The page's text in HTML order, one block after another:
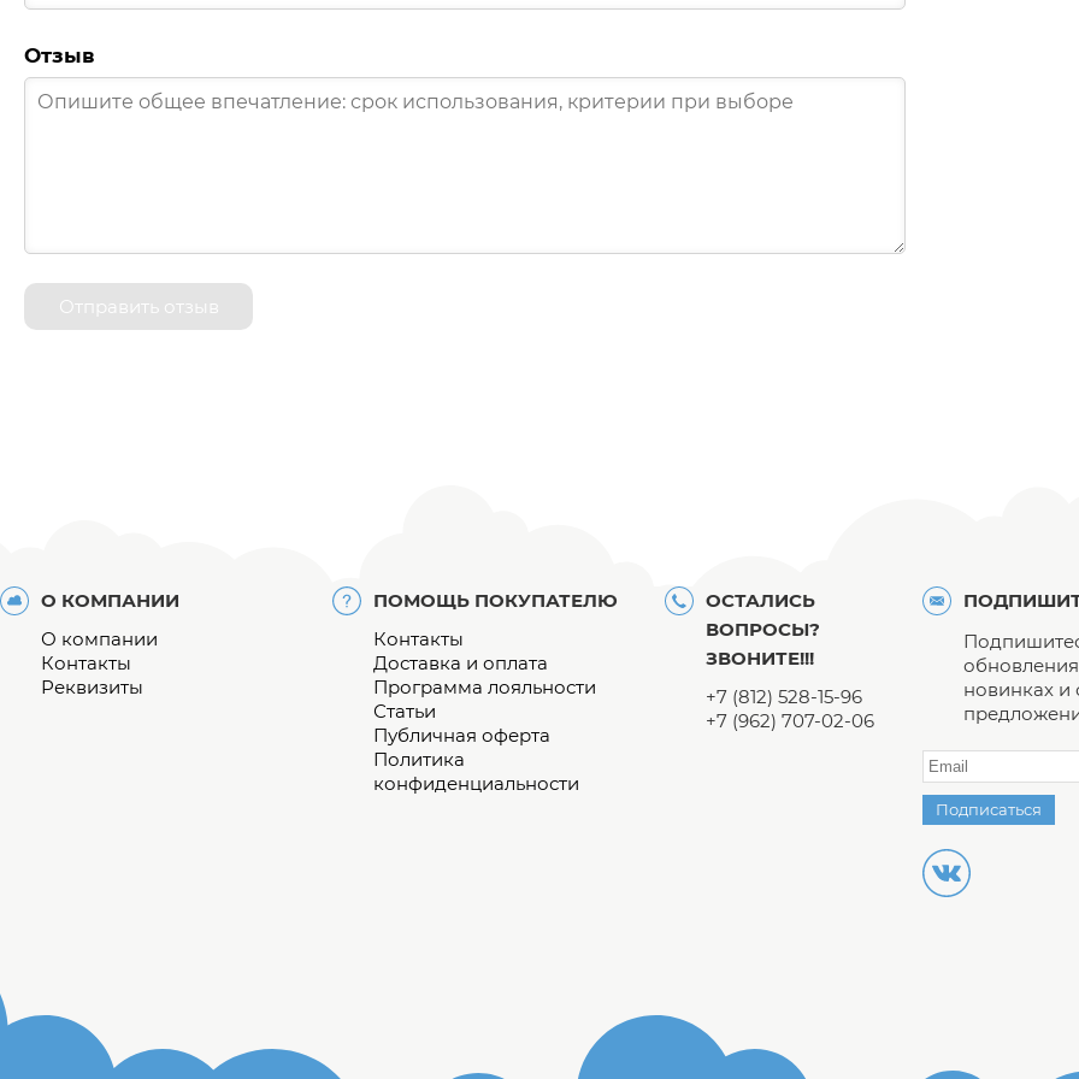
Отзыв
Отправить отзыв
О КОМПАНИИ
О компании
Контакты
Реквизиты
ПОМОЩЬ ПОКУПАТЕЛЮ
Контакты
Доставка и оплата
Программа лояльности
Статьи
Публичная оферта
Политика
конфиденциальности
ОСТАЛИСЬ
ВОПРОСЫ?
ЗВОНИТЕ!!!
+7 (812) 528-15-96
+7 (962) 707-02-06
новинках и
Подписаться